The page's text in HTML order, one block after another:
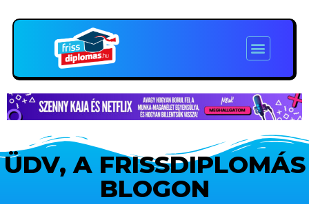
ÜDV, A FRISSDIPLOMÁS
BLOGON